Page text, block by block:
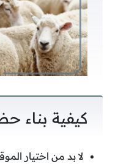
كيفية بناء
لا بد من اختيار